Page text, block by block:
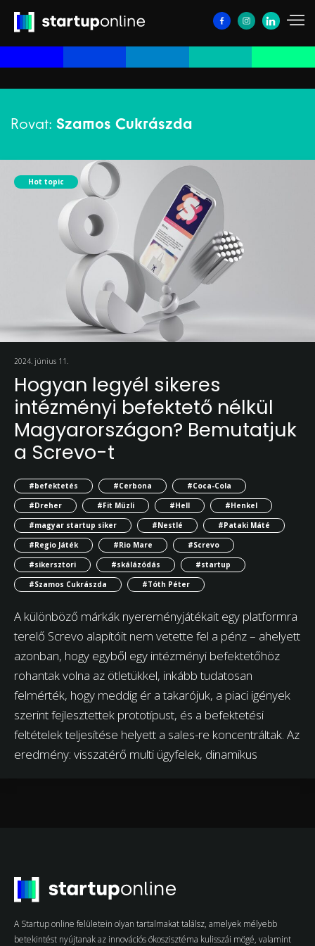
Rovat: Szamos Cukrászda
Hot topic
2024. június 11.
Hogyan legyél sikeres
intézményi befektető nélkül
Magyarországon? Bemutatjuk
a Screvo-t
#befektetés #Cerbona
#Coca-Cola
#Dreher
#Fit Müzli #Hell
#Henkel
#magyar startup siker
#Nestlé
#Pataki Máté
#Regio Játék
#Rio Mare
#Screvo
#sikersztori
#skálázódás
#startup
#Szamos Cukrászda
#Tóth Péter
A különböző márkák nyereményjátékait egy platformra
terelő Screvo alapítóit nem vetette fel a pénz – ahelyett
azonban, hogy egyből egy intézményi befektetőhöz
rohantak volna az ötletükkel, inkább tudatosan
felmérték, hogy meddig ér a takarójuk, a piaci igények
szerint fejlesztettek prototípust, és a befektetési
feltételek teljesítése helyett a sales-re koncentráltak. Az
eredmény: visszatérő multi ügyfelek, dinamikus
A Startup online felületein olyan tartalmakat találsz, amelyek mélyebb
betekintést nyújtanak az innovációs ökoszisztéma kulisszái mögé, valamint